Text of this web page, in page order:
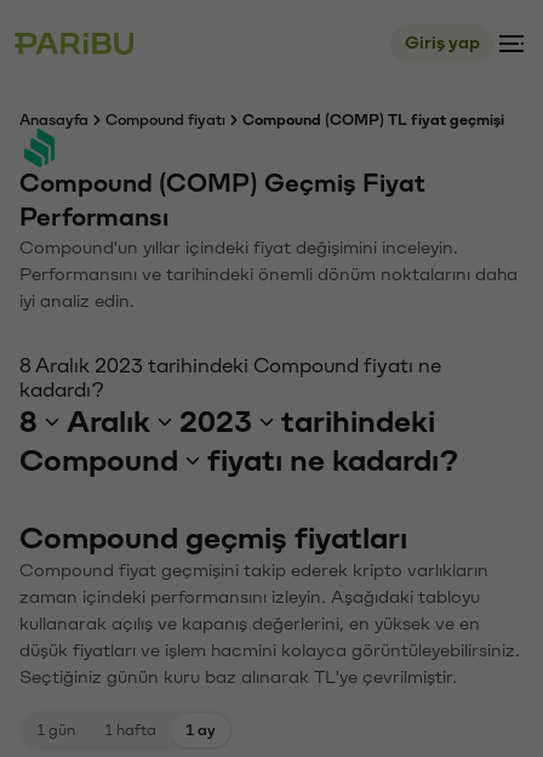
Giriş yap
Anasayfa Compound fiyatı Compound (COMP) TL fiyat geçmişi
Compound (COMP) Geçmiş Fiyat
Performansı
Compound'un yıllar içindeki fiyat değişimini inceleyin.
Performansını ve tarihindeki önemli dönüm noktalarını daha
iyi analiz edin.
8 Aralık 2023 tarihindeki Compound fiyatı ne
kadardı?
8 Aralık 2023
tarihindeki
Compound
fiyatı ne kadardı?
Compound geçmiş fiyatları
Compound fiyat geçmişini takip ederek kripto varlıkların
zaman içindeki performansını izleyin. Aşağıdaki tabloyu
kullanarak açılış ve kapanış değerlerini, en yüksek ve en
düşük fiyatları ve işlem hacmini kolayca görüntüleyebilirsiniz.
Seçtiğiniz günün kuru baz alınarak TL'ye çevrilmiştir.
1 gün 1 hafta 1 ay